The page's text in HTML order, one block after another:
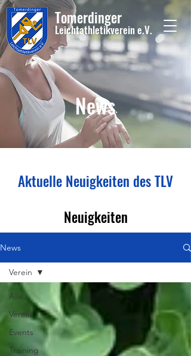
Tomerdinger
Leichtathletikvereine.V.
News
Aktuelle Neuigkeiten des TLV
Neuigkeiten
News
Alle
Verein
Events
Training
Verein